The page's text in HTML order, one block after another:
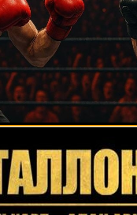
Поль Пуарье
Варлито Парренас
Ханикатт Элисео
Бербик